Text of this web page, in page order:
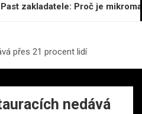
zakladatele: Proč je
přes 21 procent lidí
nedává